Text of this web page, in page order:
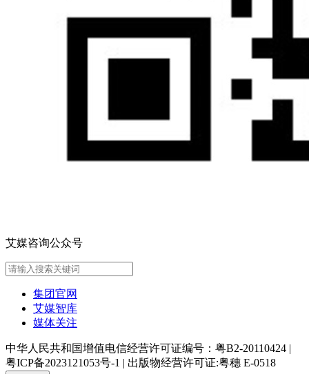
艾媒咨询公众号
集团官网
艾媒智库
媒体关注
中华人民共和国增值电信经营许可证编号：粤B2-20110424 |
粤ICP备2023121053号-1 | 出版物经营许可证:粤穗 E-0518